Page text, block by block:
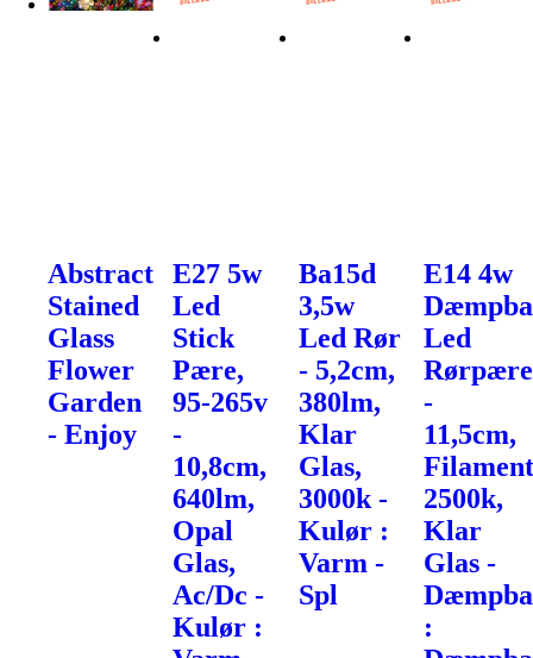
Abstract
Stained
Glass
Flower
Garden
- Enjoy
E27 5w
Led
Stick
Pære,
95-265v
-
10,8cm,
640lm,
Opal
Glas,
Ac/Dc -
Kulør :
Ba15d
3,5w
Led Rør
- 5,2cm,
380lm,
Klar
Glas,
3000k -
Kulør :
Varm -
Spl
E14 4w
Led
Rørpære
-
11,5cm,
2500k,
Klar
Glas -
: